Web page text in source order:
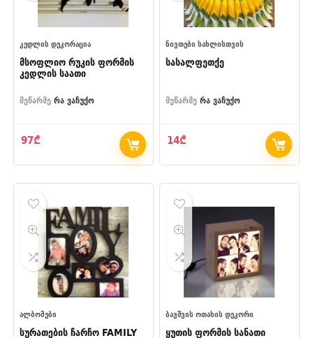
ᲙᲔᲓᲚᲘᲡ ᲓᲔᲙᲝᲠᲐᲪᲘᲐ
მსოფლიო რუკის ფორმის
კედლის საათი
მეწარმე რა ვაჩუქო
97₾
ᲜᲘᲕᲗᲔᲑᲘ ᲡᲐᲮᲚᲘᲡᲗᲕᲘᲡ
სასალფეთქე
მეწარმე რა ვაჩუქო
14₾
ᲐᲚᲑᲝᲛᲔᲑᲘ
სურათების ჩარჩო FAMILY
ᲑᲐᲕᲨᲕᲘᲡ ᲝᲗᲐᲮᲘᲡ ᲓᲔᲙᲝᲠᲘ
ყუთის ფორმის სანათი